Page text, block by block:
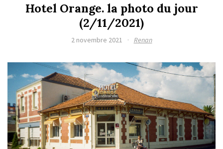
Hotel Orange. la photo du jour
(2/11/2021)
2 novembre 2021 · Renan